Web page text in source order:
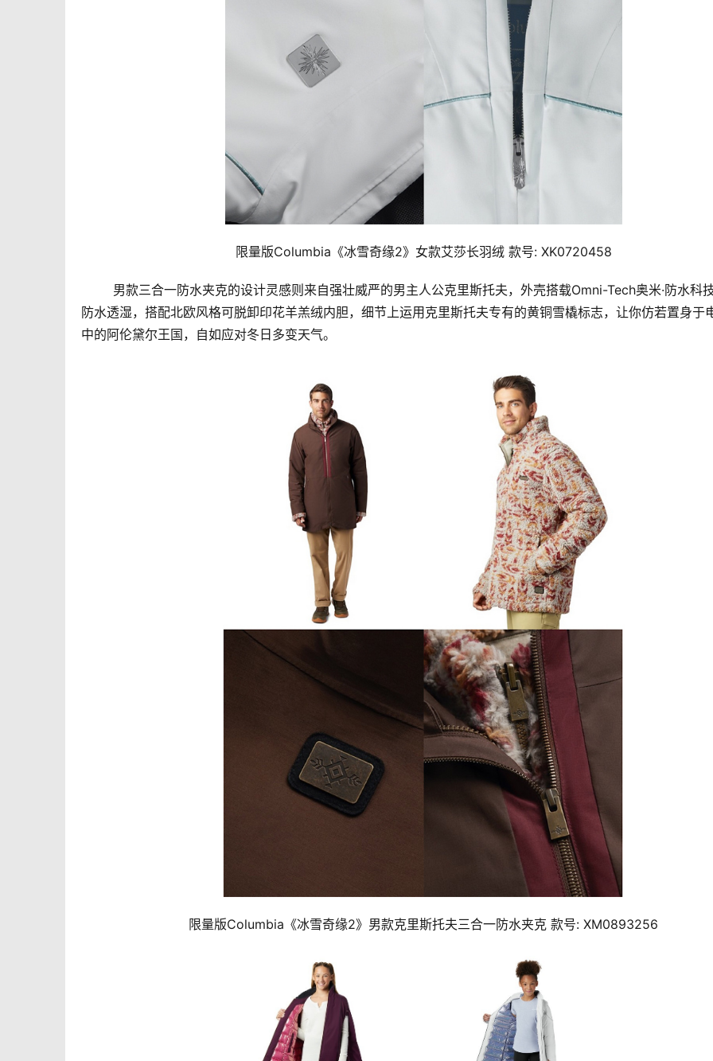
	限量版Columbia《冰雪奇缘2》女款艾莎长羽绒 款号: XK0720458
防水透湿，搭配北欧风格可脱卸印花羊羔绒内胆，细节上运用克里斯托夫专有的黄铜雪橇标志，让你仿若置身于
中的阿伦黛尔王国，自如应对冬日多变天气。
	限量版Columbia《冰雪奇缘2》男款克里斯托夫三合一防水夹克 款号: XM0893256